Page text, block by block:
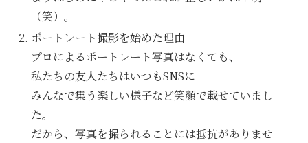
（笑）。
ポートレート撮影を始めた理由
プロによるポートレート写真はなくても、
私たちの友人たちはいつもSNSに
みんなで集う楽しい様子など笑顔で載せていまし
た。
だから、写真を撮られることには抵抗がありませ